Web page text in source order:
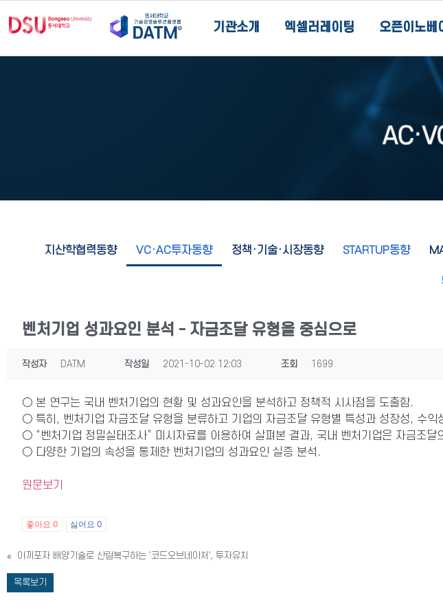
기관소개 엑셀러레이팅 오픈이노베
지산학협력동향 VC·AC투자동향 정책·기술·시장동향 STARTUP동향
벤처기업 성과요인 분석 - 자금조달 유형을 중심으로
작성자 DATM 작성일 2021-10-02 12:03 조회 1699
○ 본 연구는 국내 벤처기업의 현황 및 성과요인을 분석하고 정책적 시사점을 도출함.
○ 특히, 벤처기업 자금조달 유형을 분류하고 기업의 자금조달 유형별 특성과 성장성, 수익
○ “벤처기업 정밀실태조사” 미시자료를 이용하여 살펴본 결과, 국내 벤처기업은 자금조
○ 다양한 기업의 속성을 통제한 벤처기업의 성과요인 실증 분석.
원문보기
좋아요 0 싫어요 0
« 이끼포자 배양기술로 산림복구하는 '코드오브네이처', 투자유치
목록보기